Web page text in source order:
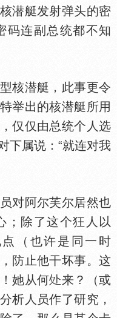
艇发射弹头的密
码连副总统都不知
潜艇，此事更令
举出的核潜艇所用
仅仅由总统个人选
下属说：“就连对我
阿尔芙尔居然也
；除了这个狂人以
（也许是同一时
防止他干坏事。这
她从何
来？（或
析人员作了研究，